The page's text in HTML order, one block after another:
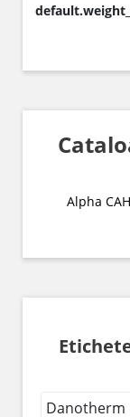
Alpha
Danotherm